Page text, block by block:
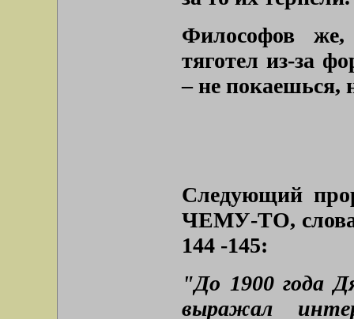
Философов
тяготел из-за
– не покаешься,
Следующий
ЧЕМУ-ТО,
144 -145:
"До 1900 года
выражал